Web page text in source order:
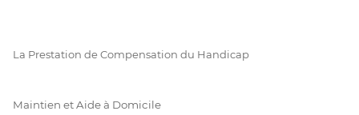
La Prestation de Compensation du Handicap
Maintien et Aide à Domicile